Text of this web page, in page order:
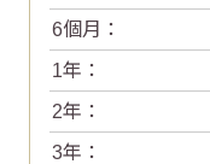
6個月：
1年：
2年：
3年：